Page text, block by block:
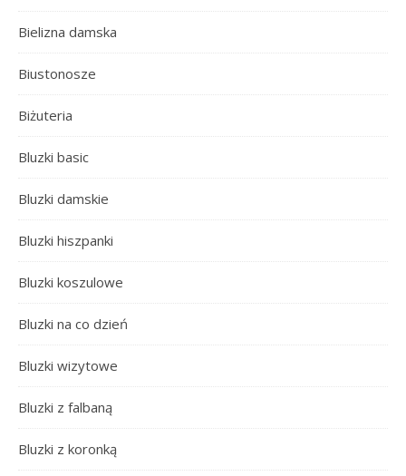
Bielizna damska
Biustonosze
Biżuteria
Bluzki basic
Bluzki damskie
Bluzki hiszpanki
Bluzki koszulowe
Bluzki na co dzień
Bluzki wizytowe
Bluzki z falbaną
Bluzki z koronką